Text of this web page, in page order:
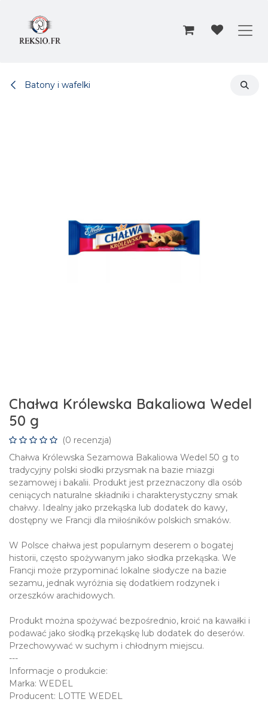
Batony i wafelki
Chałwa Królewska Bakaliowa Wedel
50 g
(0 recenzja)
Chałwa Królewska Sezamowa Bakaliowa Wedel 50 g to
tradycyjny polski słodki przysmak na bazie miazgi
sezamowej i bakalii. Produkt jest przeznaczony dla osób
ceniących naturalne składniki i charakterystyczny smak
chałwy. Idealny jako przekąska lub dodatek do kawy,
dostępny we Francji dla miłośników polskich smaków.
W Polsce chałwa jest popularnym deserem o bogatej
historii, często spożywanym jako słodka przekąska. We
Francji może przypominać lokalne słodycze na bazie
sezamu, jednak wyróżnia się dodatkiem rodzynek i
orzeszków arachidowych.
Produkt można spożywać bezpośrednio, kroić na kawałki i
podawać jako słodką przekąskę lub dodatek do deserów.
Przechowywać w suchym i chłodnym miejscu.
---
Informacje o produkcie:
Marka: WEDEL
Producent: LOTTE WEDEL